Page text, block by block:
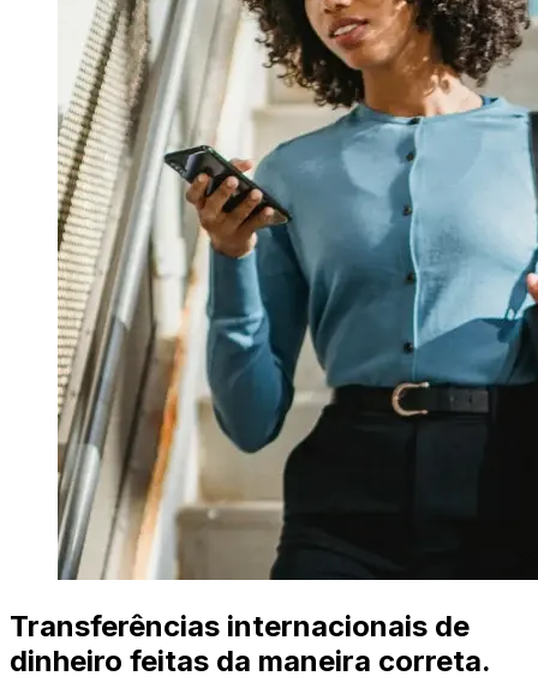
Transferências internacionais de
dinheiro feitas da maneira correta.